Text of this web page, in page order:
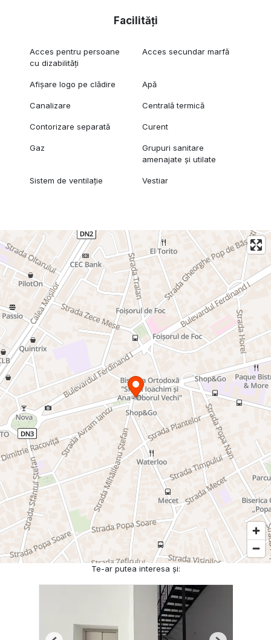
Facilități
Acces pentru persoane
cu dizabilități
Acces secundar marfă
Afișare logo pe clădire Apă
Canalizare Centrală termică
Contorizare separată Curent
Gaz
Grupuri sanitare
amenajate și utilate
Sistem de ventilație Vestiar
Te-ar putea interesa și: